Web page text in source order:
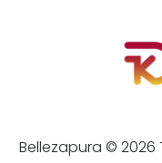
Bellezapura ©